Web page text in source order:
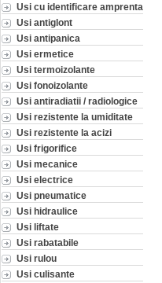
Usi cu identificare amprenta
Usi antiglont
Usi antipanica
Usi ermetice
Usi termoizolante
Usi fonoizolante
Usi antiradiatii / radiologice
Usi rezistente la umiditate
Usi rezistente la acizi
Usi frigorifice
Usi mecanice
Usi electrice
Usi pneumatice
Usi hidraulice
Usi liftate
Usi rabatabile
Usi rulou
Usi culisante